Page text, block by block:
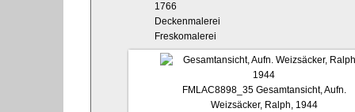
1766
Deckenmalerei
Freskomalerei
FMLAC8898_35 Gesamtansicht, Aufn.
Weizsäcker, Ralph, 1944